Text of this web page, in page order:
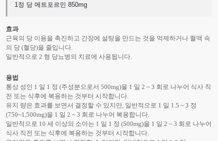
1정 당 메트포르민 850mg
효과
근육의 당 이용을 촉진하고 간장에 설탕을 만드는 것을 억제하거나 혈액 속
의 당 (혈당)을 줄입니다.
일반적으로 2 형 당뇨병의 치료에 사용됩니다.
용법
통상 성인 1 일 1 정 (주성분으로서 500mg)을 1 일 2 ~ 3 회로 나누어 식사 직
전 또는 식후에 복용하는 것부터 시작합니다.
유지 량은 효과를 보면서 결정할 수 있지만, 일반적으로 1 일 1.5 ~ 3 정
(750~1,500mg)을 1 일 2 ~ 3 회로 나누어 복용합니다.
일반적으로 10 세 이상의 소아는 1 일 1 정 (500mg)을 1 일 2 ~ 3 회로 나누어
식사 직전 또는 식후에 복용하는 것부터 시작합니다.